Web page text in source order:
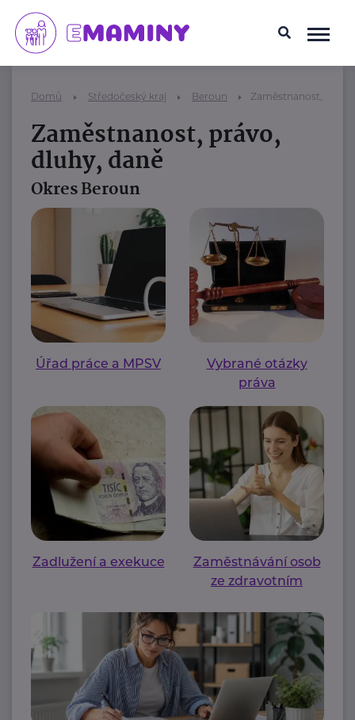
Domů Středočeský kraj Beroun Zaměstnanost,
Zaměstnanost, právo,
dluhy, daně
Okres Beroun
Úřad práce a MPSV
Vybrané otázky
práva
Zadlužení a exekuce
Zaměstnávání osob
ze zdravotním